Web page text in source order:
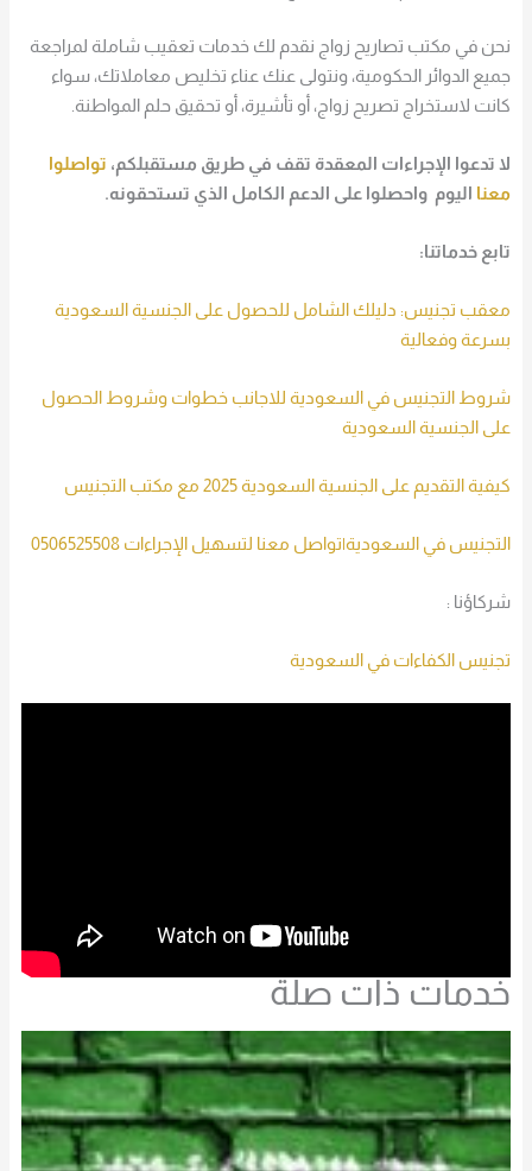
نحن في مكتب تصاريح زواج نقدم لك خدمات تعقيب شاملة لمراجعة
جميع الدوائر الحكومية، ونتولى عنك عناء تخليص معاملاتك، سواء
كانت لاستخراج تصريح زواج، أو تأشيرة، أو تحقيق حلم المواطنة.
لا تدعوا الإجراءات المعقدة تقف في طريق مستقبلكم، تواصلوا
معنا اليوم واحصلوا على الدعم الكامل الذي تستحقونه.
تابع خدماتنا:
معقب تجنيس: دليلك الشامل للحصول على الجنسية السعودية
بسرعة وفعالية
شروط التجنيس في السعودية للاجانب خطوات وشروط الحصول
على الجنسية السعودية
كيفية التقديم على الجنسية السعودية 2025 مع مكتب التجنيس
التجنيس في السعودية|تواصل معنا لتسهيل الإجراءات 0506525508
شركاؤنا :
تجنيس الكفاءات في السعودية
خدمات ذات صلة